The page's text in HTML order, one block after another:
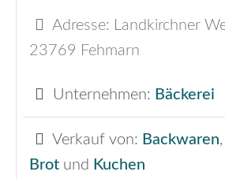
Adresse: Landkirchner
23769 Fehmarn
Unternehmen: Bäckerei
Verkauf von: Backwaren,
Brot und Kuchen